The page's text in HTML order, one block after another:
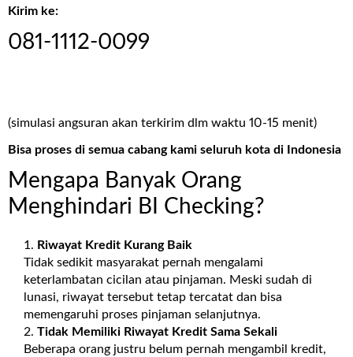
Kirim ke:
081-1112-0099
(simulasi angsuran akan terkirim dlm waktu 10-15 menit)
Bisa proses di semua cabang kami seluruh kota di Indonesia
Mengapa Banyak Orang
Menghindari BI Checking?
Riwayat Kredit Kurang Baik
Tidak sedikit masyarakat pernah mengalami
keterlambatan cicilan atau pinjaman. Meski sudah di
lunasi, riwayat tersebut tetap tercatat dan bisa
memengaruhi proses pinjaman selanjutnya.
Tidak Memiliki Riwayat Kredit Sama Sekali
Beberapa orang justru belum pernah mengambil kredit,